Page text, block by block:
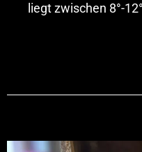
liegt zwischen 8°-